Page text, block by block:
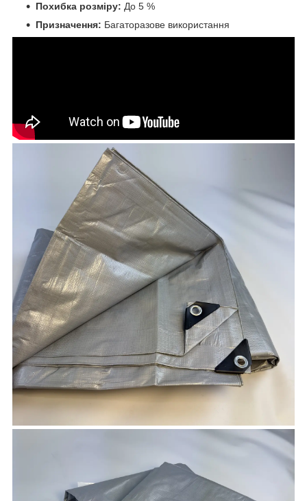
Похибка розміру: До 5 %
Призначення: Багаторазове використання